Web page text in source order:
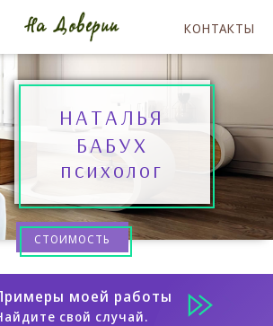
КОНТАКТЫ
НАТАЛЬЯ
БАБУХ
психолог
СТОИМОСТЬ
моей работы
свой случай.